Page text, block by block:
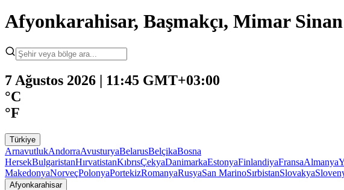
Afyonkarahisar, Başmakçı, Mimar
7 Ağustos 2026 | 11:45 GMT+03:00
°C
°F
Türkiye
ArnavutlukAndorraAvusturyaBelarusBelçikaBosna
HersekBulgaristanHırvatistanKıbrısÇekyaDanimarkaEstonyaFinlandiyaFransaAlmanya
MakedonyaNorveçPolonyaPortekizRomanyaRusyaSan MarinoSırbistanSlovakya
Afyonkarahisar